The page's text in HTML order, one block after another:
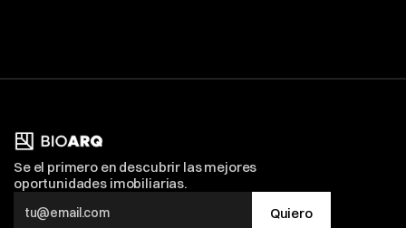
Se el primero en descubrir las mejores
oportunidades imobiliarias.
Quiero